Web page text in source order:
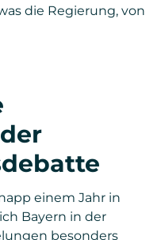
die Regierung, von
einem Jahr in
Bayern in der
besonders